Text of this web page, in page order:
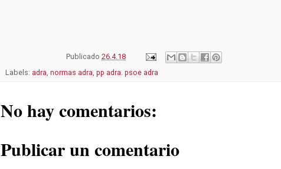
Publicado 26.4.18
Labels: adra normas adra pp adra. psoe adra
No hay comentarios:
Publicar un comentario